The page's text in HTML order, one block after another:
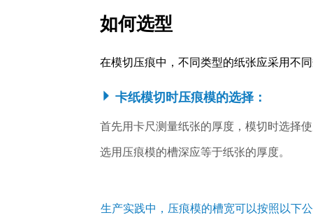
首先用卡尺测量纸张的厚度，模切时选择
在模切压痕中，不同类型的纸张应采用不
选用压痕模的槽深应等于纸张的厚度。
生产实践中，压痕模的槽宽可以按照以下
卡纸模切时压痕模的选择：
如何选型